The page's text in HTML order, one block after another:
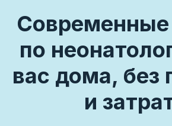
Современные
по
вас дома, без
и